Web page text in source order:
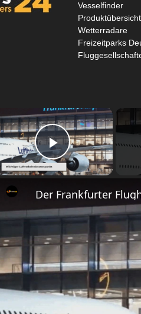
Vesselfinder
Produktübersicht
Wetterradare
Freizeitparks
×
Play Video